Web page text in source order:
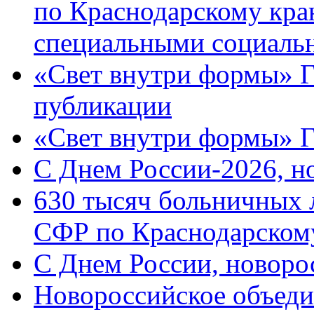
по Краснодарскому
специальными
«Свет внутри формы»
публикации
«Свет внутри формы»
C Днем России-2026,
630 тысяч больничных
СФР по
C Днем России,
Новороссийское